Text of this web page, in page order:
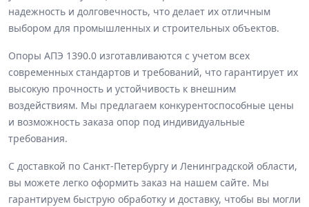
надежность и долговечность, что делает их отличным
выбором для промышленных и строительных объектов.
Опоры АПЭ 1390.0 изготавливаются с учетом всех
современных стандартов и требований, что гарантирует их
высокую прочность и устойчивость к внешним
воздействиям. Мы предлагаем конкурентоспособные цены
и возможность заказа опор под индивидуальные
требования.
С доставкой по Санкт-Петербургу и Ленинградской области,
вы можете легко оформить заказ на нашем сайте. Мы
гарантируем быструю обработку и доставку, чтобы вы могли